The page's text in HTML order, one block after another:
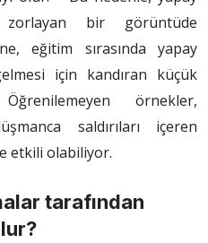
bir görüntüde
eğitim sırasında yapay
için kandıran küçük
örnekler,
saldırıları içeren
etkili olabiliyor.
tarafından